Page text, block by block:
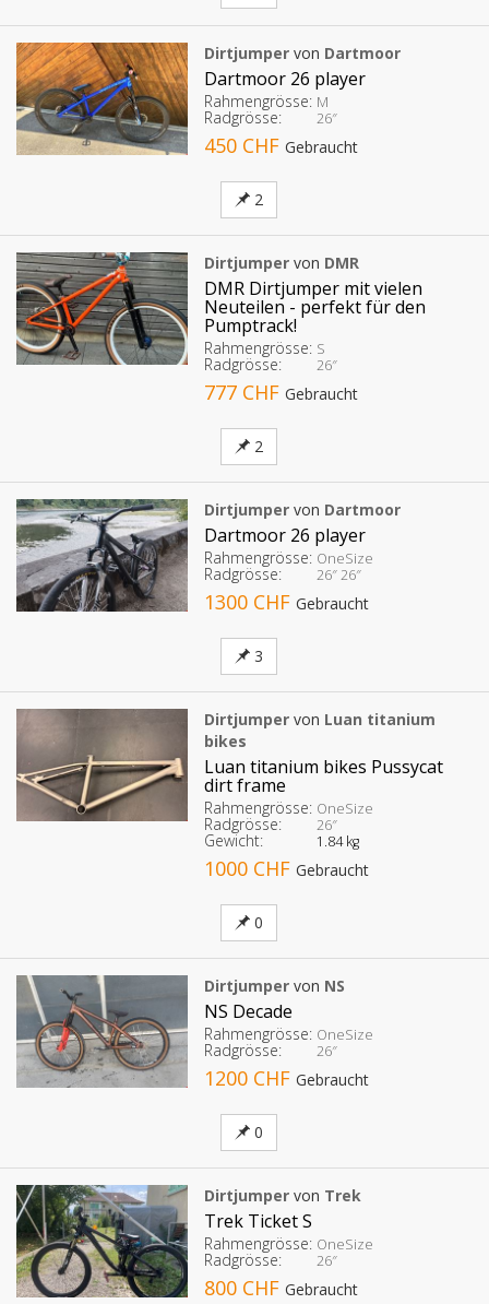
Dirtjumpervon Dartmoor
Dartmoor 26 player
Rahmengrösse: M
Radgrösse: 26″
450 CHF Gebraucht
2
Dirtjumpervon DMR
DMR Dirtjumper mit vielen
Neuteilen - perfekt für den
Pumptrack!
Rahmengrösse: S
Radgrösse: 26″
777 CHF Gebraucht
2
Dirtjumpervon Dartmoor
Dartmoor 26 player
Rahmengrösse: OneSize
Radgrösse: 26″26″
1300 CHF Gebraucht
3
Dirtjumpervon Luan titanium
bikes
Luan titanium bikes Pussycat
dirt frame
Rahmengrösse: OneSize
Radgrösse: 26″
Gewicht: 1.84 kg
1000 CHF Gebraucht
0
Dirtjumpervon NS
NS Decade
Rahmengrösse: OneSize
Radgrösse: 26″
1200 CHF Gebraucht
0
Dirtjumpervon Trek
Trek Ticket S
Rahmengrösse: OneSize
Radgrösse: 26″
800 CHF Gebraucht